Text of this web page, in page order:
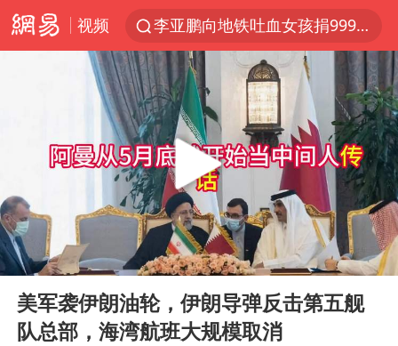
视频
李亚鹏向地铁吐血女孩捐99999元
被泰航拒载中国乘客：免费改签没兑现
台风白海豚可能在浙江登陆
38岁山东财大教授刘海明逝世
因凡蒂诺首次公开道歉
13岁少年白天写作业晚上夜市炒粉
《Monica》填词人黎彼得去世
FIFA官方支持因凡蒂诺
陕西柞水遭遇暴雨五千余户群众转移
Play
00:00 05:57
美军袭伊朗油轮，伊朗导弹反击第五舰
队总部，海湾航班大规模取消